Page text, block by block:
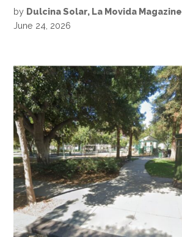
by Dulcina Solar, La Movida Magazine
June 24, 2026